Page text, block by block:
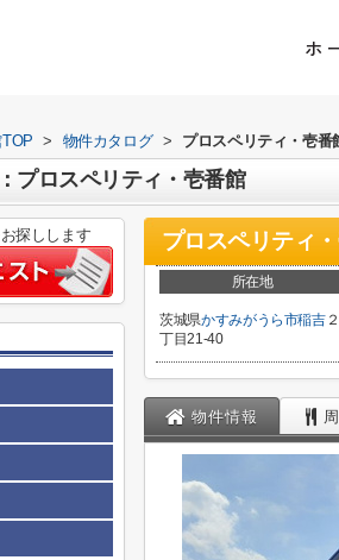
ホ
> 物件カタログ > プロスペリティ・壱番
プロスペリティ・壱番館
プロスペリティ
所在地
茨城県かすみがうら市稲吉２
丁目21-40
物件情報
探しします